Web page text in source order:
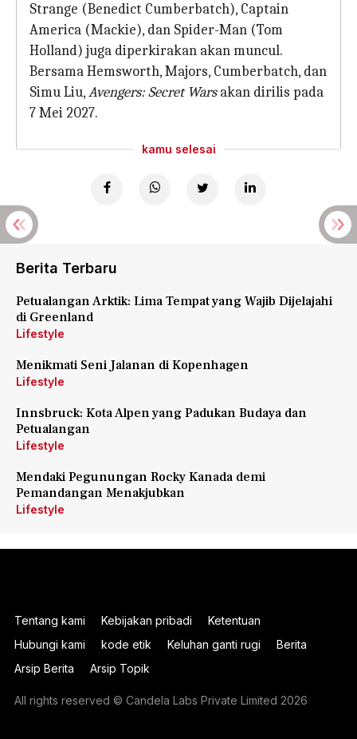
Strange (Benedict Cumberbatch), Captain
America (Mackie), dan Spider-Man (Tom
Holland) juga diperkirakan akan muncul.
Bersama Hemsworth, Majors, Cumberbatch, dan
Simu Liu,Avengers: Secret Warsakan dirilis pada
7 Mei 2027.
kamu selesai
Berita Terbaru
Petualangan Arktik: Lima Tempat yang Wajib Dijelajahi
di Greenland
Lifestyle
Menikmati Seni Jalanan di Kopenhagen
Lifestyle
Innsbruck: Kota Alpen yang Padukan Budaya dan
Petualangan
Lifestyle
Mendaki Pegunungan Rocky Kanada demi
Pemandangan Menakjubkan
Lifestyle
Tentang kami Kebijakan pribadi
Ketentuan
Hubungi kami
kode etik Keluhan ganti rugi
Berita
Arsip Berita
Arsip Topik
All rights reserved © Candela Labs Private Limited 2026